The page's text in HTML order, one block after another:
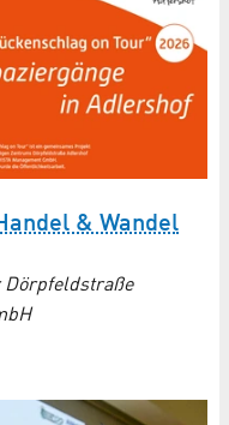
& Wandel
Dörpfeldstraße